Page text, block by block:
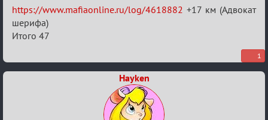
Re:
20
тысяч
по
https://www.mafiaonline.ru/log/4618882 +17 км (Адвокат
шерифа)
Итого 47
1
Hayken